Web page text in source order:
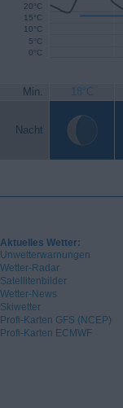
0°C
5°C
10°C
15°C
20°C
Min. 18°C
Nacht
Aktuelles Wetter:
Unwetterwarnungen
Wetter-Radar
Satellitenbilder
Wetter-News
Skiwetter
Profi-Karten GFS (NCEP)
Profi-Karten ECMWF